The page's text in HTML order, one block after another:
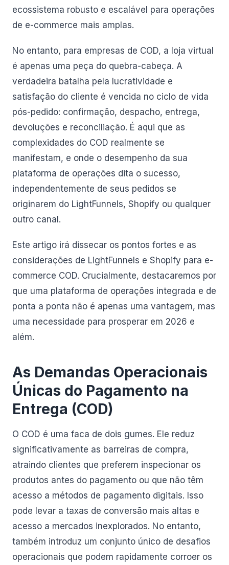
ecossistema robusto e escalável para operações
de e-commerce mais amplas.
No entanto, para empresas de COD, a loja virtual
é apenas uma peça do quebra-cabeça. A
verdadeira batalha pela lucratividade e
satisfação do cliente é vencida no ciclo de vida
pós-pedido: confirmação, despacho, entrega,
devoluções e reconciliação. É aqui que as
complexidades do COD realmente se
manifestam, e onde o desempenho da sua
plataforma de operações dita o sucesso,
independentemente de seus pedidos se
originarem do LightFunnels, Shopify ou qualquer
outro canal.
Este artigo irá dissecar os pontos fortes e as
considerações de LightFunnels e Shopify para e-
commerce COD. Crucialmente, destacaremos por
que uma plataforma de operações integrada e de
ponta a ponta não é apenas uma vantagem, mas
uma necessidade para prosperar em 2026 e
além.
As Demandas Operacionais
Únicas do Pagamento na
Entrega (COD)
O COD é uma faca de dois gumes. Ele reduz
significativamente as barreiras de compra,
atraindo clientes que preferem inspecionar os
produtos antes do pagamento ou que não têm
acesso a métodos de pagamento digitais. Isso
pode levar a taxas de conversão mais altas e
acesso a mercados inexplorados. No entanto,
também introduz um conjunto único de desafios
operacionais que podem rapidamente corroer os